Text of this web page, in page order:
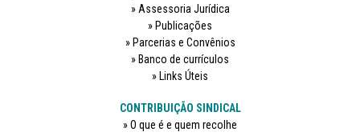
Assessoria Jurídica
Publicações
Parcerias e Convênios
Banco de currículos
Links Úteis
CONTRIBUIÇÃO SINDICAL
O que é e quem recolhe